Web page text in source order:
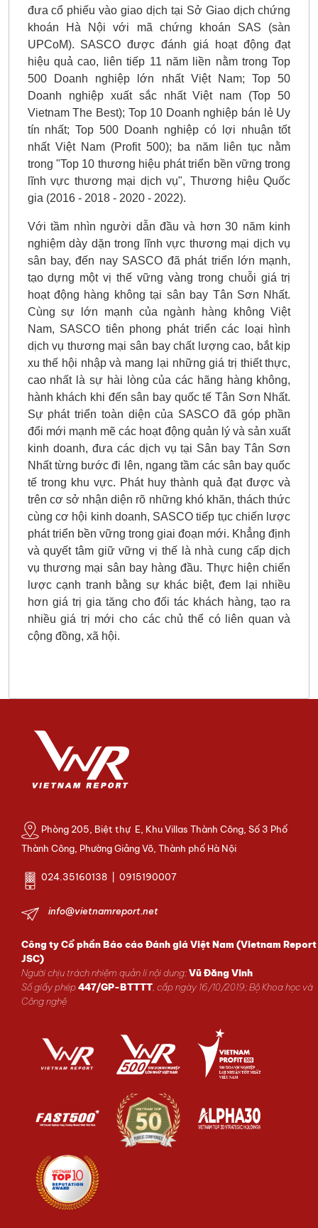
đưa cổ phiếu vào giao dịch tại Sở Giao dịch chứng
khoán Hà Nội với mã chứng khoán SAS (sàn
UPCoM). SASCO được đánh giá hoạt động đạt
hiệu quả cao, liên tiếp 11 năm liền nằm trong Top
500 Doanh nghiệp lớn nhất Việt Nam; Top 50
Doanh nghiệp xuất sắc nhất Việt nam (Top 50
Vietnam The Best); Top 10 Doanh nghiệp bán lẻ Uy
tín nhất; Top 500 Doanh nghiệp có lợi nhuận tốt
nhất Việt Nam (Profit 500); ba năm liên tục nằm
trong "Top 10 thương hiệu phát triển bền vững trong
lĩnh vực thương mại dịch vụ", Thương hiệu Quốc
gia (2016 - 2018 - 2020 - 2022).
Với tầm nhìn người dẫn đầu và hơn 30 năm kinh
nghiệm dày dặn trong lĩnh vực thương mại dịch vụ
sân bay, đến nay SASCO đã phát triển lớn mạnh,
tạo dựng một vị thế vững vàng trong chuỗi giá trị
hoạt động hàng không tại sân bay Tân Sơn Nhất.
Cùng sự lớn mạnh của ngành hàng không Việt
Nam, SASCO tiên phong phát triển các loại hình
dịch vụ thương mại sân bay chất lượng cao, bắt kịp
xu thế hội nhập và mang lại những giá trị thiết thực,
cao nhất là sự hài lòng của các hãng hàng không,
hành khách khi đến sân bay quốc tế Tân Sơn Nhất.
Sự phát triển toàn diện của SASCO đã góp phần
đổi mới mạnh mẽ các hoạt động quản lý và sản xuất
kinh doanh, đưa các dịch vụ tại Sân bay Tân Sơn
Nhất từng bước đi lên, ngang tầm các sân bay quốc
tế trong khu vực. Phát huy thành quả đạt được và
trên cơ sở nhận diện rõ những khó khăn, thách thức
cùng cơ hội kinh doanh, SASCO tiếp tục chiến lược
phát triển bền vững trong giai đoạn mới. Khẳng định
và quyết tâm giữ vững vị thế là nhà cung cấp dịch
vụ thương mại sân bay hàng đầu. Thực hiện chiến
lược cạnh tranh bằng sự khác biệt, đem lại nhiều
hơn giá trị gia tăng cho đối tác khách hàng, tạo ra
nhiều giá trị mới cho các chủ thể có liên quan và
cộng đồng, xã hội.
Phòng 205, Biệt thự E, Khu Villas Thành Công, Số 3 Phố
Thành Công, Phường Giảng Võ, Thành phố Hà Nội
024.35160138 | 0915190007
info@vietnamreport.net
Công ty Cổ phần Báo cáo Đánh giá Việt Nam (Vietnam Report
JSC)
Người chịu trách nhiệm quản lí nội dung:Vũ Đăng Vinh
Số giấy phép447/GP-BTTTT, cấp ngày 16/10/2019; Bộ Khoa học và
Công nghệ